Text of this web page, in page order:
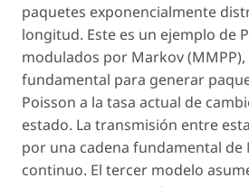
paquetes exponencialmente
longitud. Este es un ejemplo de
modulados por Markov
fundamental para generar
Poisson a la tasa actual de
estado. La transmisión entre
por una cadena fundamental
continuo. El tercer modelo